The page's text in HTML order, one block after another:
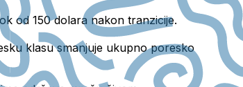
od 150 dolara nakon tranzicije.
klasu smanjuje ukupno poresko